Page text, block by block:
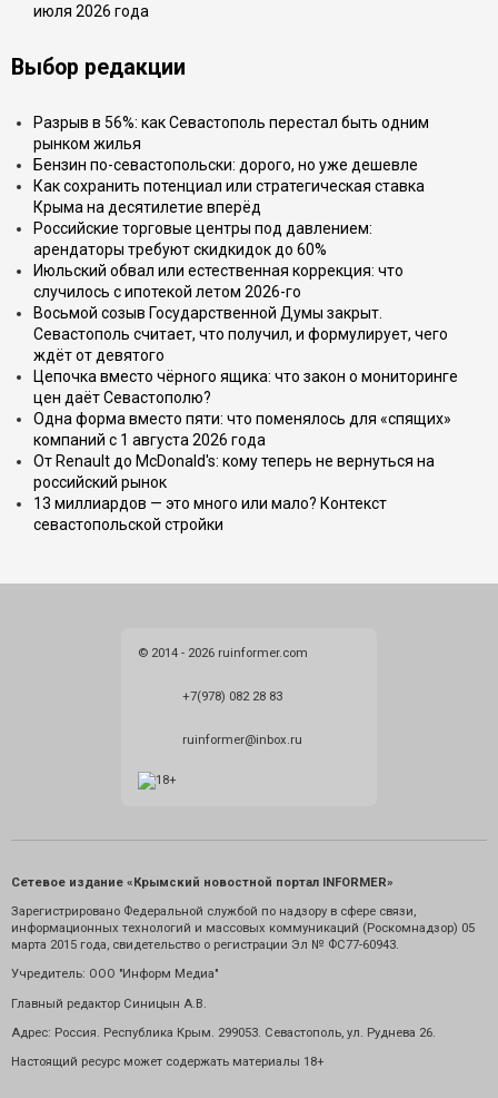
июля 2026 года
Выбор редакции
Разрыв в 56%: как Севастополь перестал быть одним
рынком жилья
Бензин по-севастопольски: дорого, но уже дешевле
Как сохранить потенциал или стратегическая ставка
Крыма на десятилетие вперёд
Российские торговые центры под давлением:
арендаторы требуют скидкидок до 60%
Июльский обвал или естественная коррекция: что
случилось с ипотекой летом 2026-го
Восьмой созыв Государственной Думы закрыт.
Севастополь считает, что получил, и формулирует, чего
ждёт от девятого
Цепочка вместо чёрного ящика: что закон о мониторинге
цен даёт Севастополю?
Одна форма вместо пяти: что поменялось для «спящих»
компаний с 1 августа 2026 года
От Renault до McDonald's: кому теперь не вернуться на
российский рынок
13 миллиардов — это много или мало? Контекст
севастопольской стройки
© 2014 - 2026 ruinformer.com
+7(978) 082 28 83
ruinformer@inbox.ru
Сетевое издание «Крымский новостной портал INFORMER»
Зарегистрировано Федеральной службой по надзору в сфере связи,
информационных технологий и массовых коммуникаций (Роскомнадзор) 05
марта 2015 года, свидетельство о регистрации Эл № ФС77-60943.
Учредитель: ООО "Информ Медиа"
Главный редактор Синицын А.В.
Адрес: Россия. Республика Крым. 299053. Севастополь, ул. Руднева 26.
Настоящий ресурс может содержать материалы 18+